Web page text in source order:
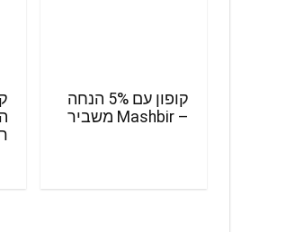
קופון עם 5% הנחה
– Mashbir משביר